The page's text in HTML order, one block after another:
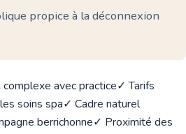
propice à la déconnexion
avec practice✓ Tarifs
soins spa✓ Cadre naturel
berrichonne✓ Proximité des